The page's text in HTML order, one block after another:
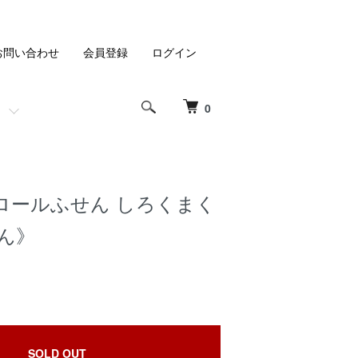
0
問い合わせ 会員登録 ログイン
ールふせん しろくまく
》
SOLD OUT